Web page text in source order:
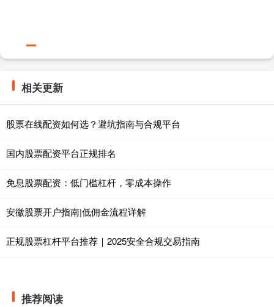
相关更新
股票在线配资如何选？避坑指南与合规平台
国内股票配资平台正规排名
免息股票配资：低门槛杠杆，零成本操作
安徽股票开户指南|低佣金流程详解
正规股票杠杆平台推荐｜2025安全合规交易指南
推荐阅读